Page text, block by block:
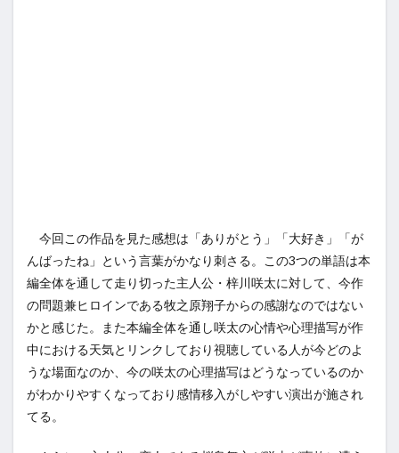
今回この作品を見た感想は「ありがとう」「大好き」「が
んばったね」という言葉がかなり刺さる。この3つの単語は本
編全体を通して走り切った主人公・梓川咲太に対して、今作
の問題兼ヒロインである牧之原翔子からの感謝なのではない
かと感じた。また本編全体を通し咲太の心情や心理描写が作
中における天気とリンクしており視聴している人が今どのよ
うな場面なのか、今の咲太の心理描写はどうなっているのか
がわかりやすくなっており感情移入がしやすい演出が施され
てる。